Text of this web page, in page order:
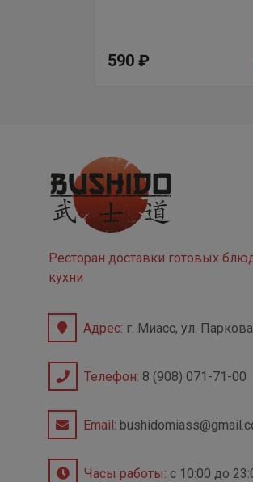
590 ₽
Ресторан доставки готовых
кухни
Адрес: г. Миасс, ул.
Телефон: 8 (908) 071-71-00
Email:
Часы работы: с 10:00 до